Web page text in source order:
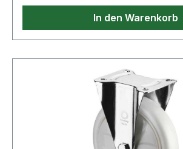
· Schlosskasten: allseitig
Riegelausschluss: 20mmIn den Warenkorb